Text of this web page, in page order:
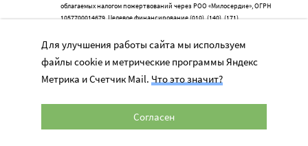
облагаемых налогом пожертвований через РОО «Милосердие», ОГРН
1057700014679, Целевое финансирование (010), (140), (171)
помощи «Милосердие»
Учредитель: АНО «Издательский центр «Нескучный сад»
Главный редактор: Данилова Ю.К.
info@miloserdie.ru
Для улучшения работы сайта мы используем
файлы cookie и метрические программы Яндекс
Метрика и Счетчик Mail. Что это значит?
Согласен